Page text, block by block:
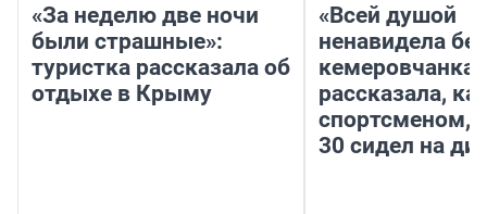
«За неделю две ночи
были страшные»:
туристка рассказала об
отдыхе в Крыму
«Всей душой
ненавидела
кемеровчанка
рассказала,
спортсменом,
30 сидел на